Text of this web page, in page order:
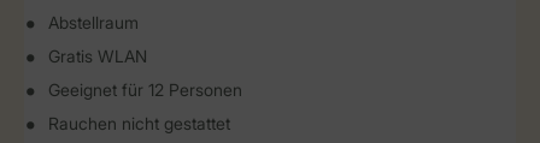
Abstellraum
Gratis WLAN
Geeignet für 12 Personen
Rauchen nicht gestattet